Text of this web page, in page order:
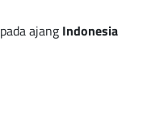
pada ajang Indonesia